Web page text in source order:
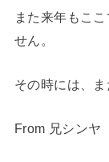
また来年もこ
せん。
その時には、ま
From 兄シンヤ